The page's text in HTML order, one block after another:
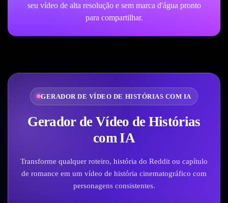
seu vídeo de alta resolução e sem marca d'água pronto
para compartilhar.
GERADOR DE VÍDEO DE HISTÓRIAS COM IA
Gerador de Vídeo de Histórias
com IA
Transforme qualquer roteiro, história do Reddit ou capítulo
de romance em um vídeo de história cinematográfico com
personagens consistentes.